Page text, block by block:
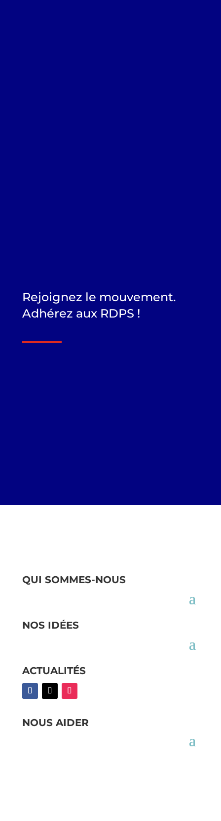
Rejoignez le mouvement.
Adhérez aux RDPS !
QUI SOMMES-NOUS
NOS IDÉES
ACTUALITÉS
NOUS AIDER